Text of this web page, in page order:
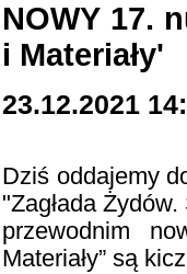
NOWY 17.
i Materiały'
23.12.2021
Dziś oddajemy
"Zagłada
przewodnim
Materiały” są